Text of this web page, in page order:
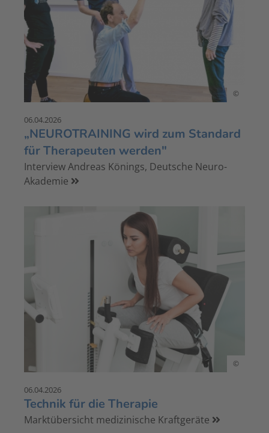
©
06.04.2026
„NEUROTRAINING wird zum Standard
für Therapeuten werden"
Interview Andreas Könings, Deutsche Neuro-
Akademie
©
06.04.2026
Technik für die Therapie
Marktübersicht medizinische Kraftgeräte